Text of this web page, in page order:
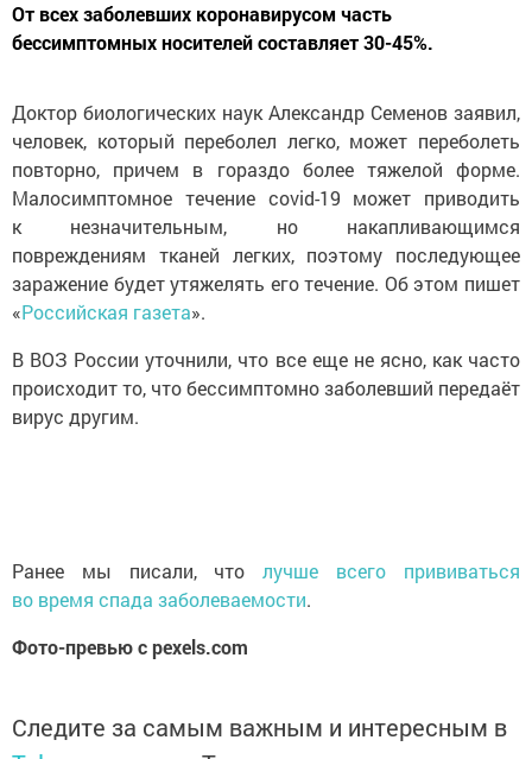
От всех заболевших коронавирусом часть
бессимптомных носителей составляет 30-45%.
Доктор биологических наук Александр Семенов заявил,
человек, который переболел легко, может переболеть
повторно, причем в гораздо более тяжелой форме.
Малосимптомное течение covid-19 может приводить
к незначительным, но накапливающимся
повреждениям тканей легких, поэтому последующее
заражение будет утяжелять его течение. Об этом пишет
«Российская газета».
В ВОЗ России уточнили, что все еще не ясно, как часто
происходит то, что бессимптомно заболевший передаёт
вирус другим.
Ранее мы писали, чтолучше всего прививаться
во время спада заболеваемости.
Фото-превью с pexels.com
Следите за самым важным и интересным в